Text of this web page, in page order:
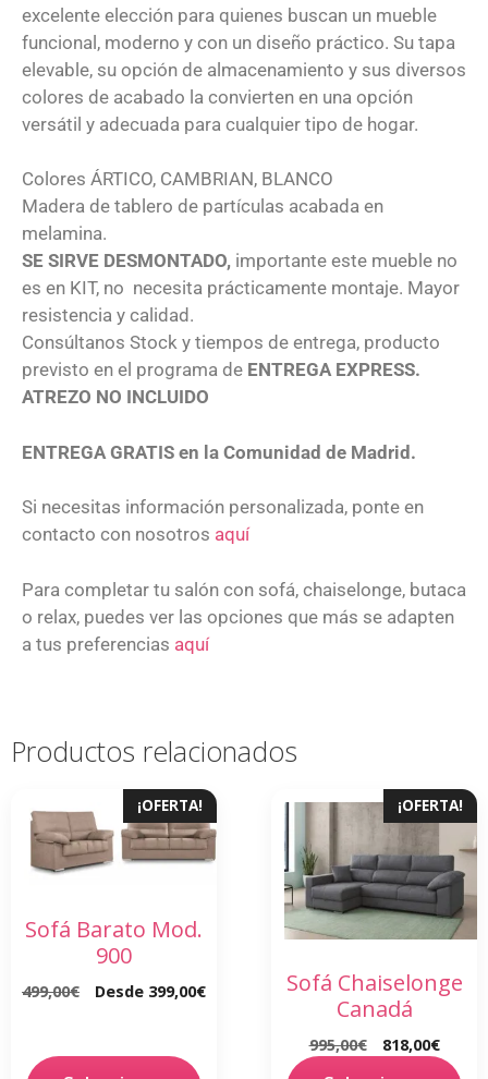
excelente elección para quienes buscan un mueble
funcional, moderno y con un diseño práctico. Su tapa
elevable, su opción de almacenamiento y sus diversos
colores de acabado la convierten en una opción
versátil y adecuada para cualquier tipo de hogar.
Colores ÁRTICO, CAMBRIAN, BLANCO
Madera de tablero de partículas acabada en
melamina.
SE SIRVE DESMONTADO, importante este mueble no
es en KIT, no necesita prácticamente montaje. Mayor
resistencia y calidad.
Consúltanos Stock y tiempos de entrega, producto
previsto en el programa de ENTREGA EXPRESS.
ATREZO NO INCLUIDO
ENTREGA GRATIS en la Comunidad de Madrid.
Si necesitas información personalizada, ponte en
contacto con nosotros aquí
Para completar tu salón con sofá, chaiselonge, butaca
o relax, puedes ver las opciones que más se adapten
a tus preferencias aquí
Productos relacionados
¡OFERTA!
Sofá Barato Mod.
900
499,00€ Desde 399,00€
¡OFERTA!
Sofá Chaiselonge
Canadá
995,00€ 818,00€